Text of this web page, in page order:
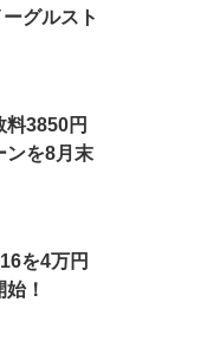
グルスト
料3850円
ンを8月末
を4万円
！